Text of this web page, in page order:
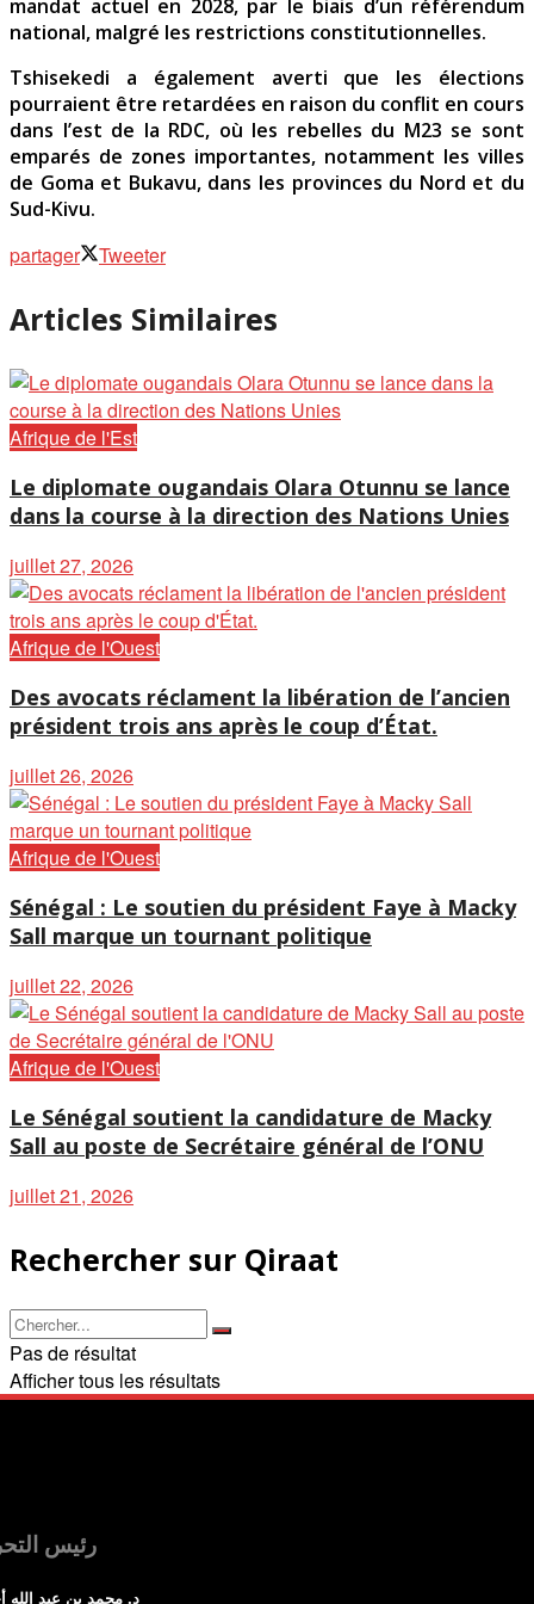
mandat actuel en 2028, par le biais d’un référendum
national, malgré les restrictions constitutionnelles.
Tshisekedi a également averti que les élections
pourraient être retardées en raison du conflit en cours
dans l’est de la RDC, où les rebelles du M23 se sont
emparés de zones importantes, notamment les villes
de Goma et Bukavu, dans les provinces du Nord et du
Sud-Kivu.
partager Tweeter
Articles Similaires
Afrique de l'Est
Le diplomate ougandais Olara Otunnu se lance
dans la course à la direction des Nations Unies
juillet 27, 2026
Afrique de l'Ouest
Des avocats réclament la libération de l’ancien
président trois ans après le coup d’État.
juillet 26, 2026
Afrique de l'Ouest
Sénégal : Le soutien du président Faye à Macky
Sall marque un tournant politique
juillet 22, 2026
Afrique de l'Ouest
Le Sénégal soutient la candidature de Macky
Sall au poste de Secrétaire général de l’ONU
juillet 21, 2026
Rechercher sur Qiraat
Pas de résultat
Afficher tous les résultats
رئيس
د. محمد بن عبد الله